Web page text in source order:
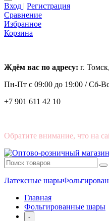
Вход | Регистрация
Сравнение
Избранное
Корзина
Ждём вас по адресу: г.
Пн-Пт с 09:00 до 19:00 /Сб-
+7 901 611 42 10
Обратите внимание, что на
Латексные шары
Главная
Фольгированные шары
-